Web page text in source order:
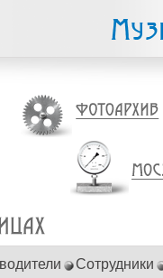
Сотрудники